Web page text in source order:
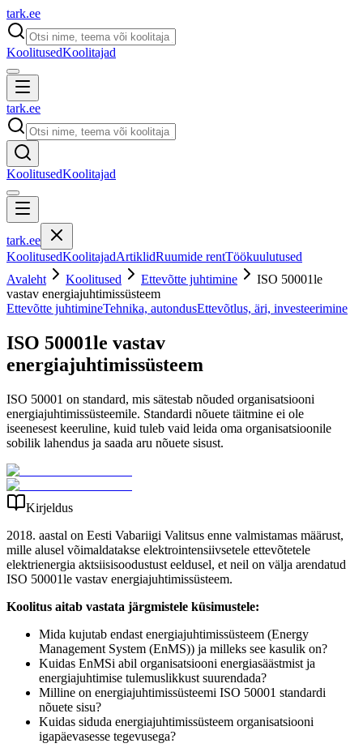
tark.ee
KoolitusedKoolitajad
tark.ee
KoolitusedKoolitajad
tark.ee
KoolitusedKoolitajadArtiklidRuumide rentTöökuulutused
Avaleht
Koolitused Ettevõtte juhtimine
ISO 50001le
vastav energiajuhtimissüsteem
Ettevõtte juhtimineTehnika, autondusEttevõtlus, äri, investeerimine
ISO 50001le vastav
energiajuhtimissüsteem
ISO 50001 on standard, mis sätestab nõuded organisatsiooni
energiajuhtimissüsteemile. Standardi nõuete täitmine ei ole
iseenesest keeruline, kuid tuleb vaid leida oma organisatsioonile
sobilik lahendus ja saada aru nõuete sisust.
Kirjeldus
2018. aastal on Eesti Vabariigi Valitsus enne valmistamas määrust,
mille alusel võimaldatakse elektrointensiivsetele ettevõtetele
elektrienergia aktsiisisoodustust eeldusel, et neil on välja arendatud
ISO 50001le vastav energiajuhtimissüsteem.
Koolitus aitab vastata järgmistele küsimustele:
Mida kujutab endast energiajuhtimissüsteem (Energy
Management System (EnMS)) ja milleks see kasulik on?
Kuidas EnMSi abil organisatsiooni energiasäästmist ja
energiajuhtimise tulemuslikkust suurendada?
Milline on energiajuhtimissüsteemi ISO 50001 standardi
nõuete sisu?
Kuidas siduda energiajuhtimissüsteem organisatsiooni
igapäevasesse tegevusega?